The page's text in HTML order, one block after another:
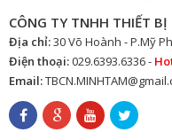
CÔNG TY TNHH THIẾT
Địa chỉ:30 Võ Hoành - P.Mỹ
Điện thoại:029.6393.6336 -
Email: